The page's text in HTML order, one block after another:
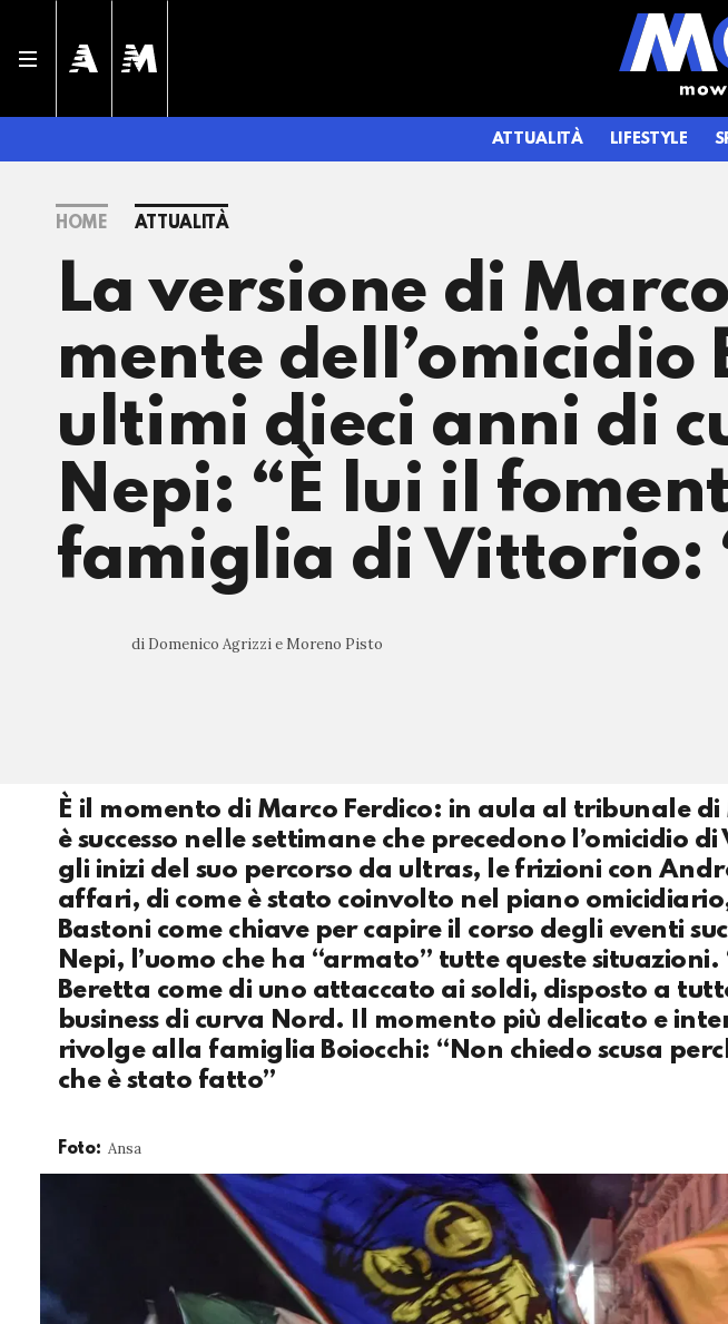
ATTUALITÀ LIFESTYLE
HOME ATTUALITÀ
La versione di
mente dell’omicidio
ultimi dieci anni di
Nepi: “È lui il
famiglia di Vittorio:
di Domenico Agrizzi e Moreno Pisto
È il momento di Marco Ferdico: in aula al tribunale
è successo nelle settimane che precedono l’omicidio
gli inizi del suo percorso da ultras, le frizioni con
affari, di come è stato coinvolto nel piano
Bastoni come chiave per capire il corso degli eventi
Nepi, l’uomo che ha “armato” tutte queste
Beretta come di uno attaccato ai soldi, disposto a
business di curva Nord. Il momento più delicato e
rivolge alla famiglia Boiocchi: “Non chiedo scusa
che è stato fatto”
Foto: Ansa